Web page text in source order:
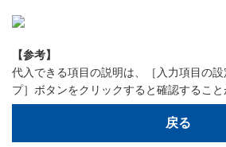
【参考】
代入できる項目の説明は、［入力項目の
プ］ボタンをクリックすると確認すること
戻る